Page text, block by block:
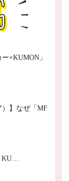
×KUMON」
）】なぜ「MF
KU…